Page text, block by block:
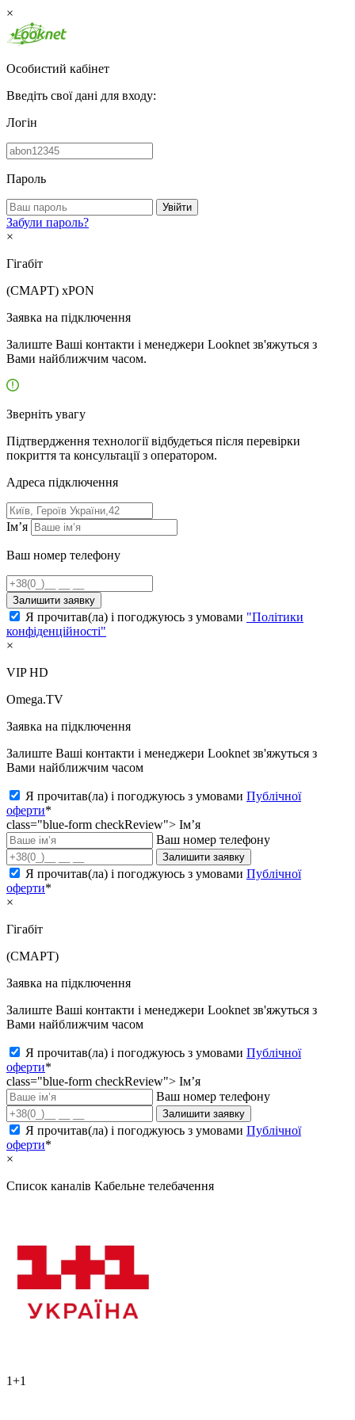
×
Особистий кабінет
Введіть свої дані для входу:
Логін
Пароль
Увійти
Забули пароль?
×
Гігабіт
(СМАРТ) xPON
Заявка на підключення
Залиште Ваші контакти і менеджери Looknet зв'яжуться з
Вами найближчим часом.
Зверніть увагу
Підтвердження технології відбудеться після перевірки
покриття та консультації з оператором.
Адресa підключення
Ім’я
Ваш номер телефону
Залишити заявку
Я прочитав(ла) і погоджуюсь з умовами "Політики
конфіденційності"
×
VIP HD
Omega.TV
Заявка на підключення
Залиште Ваші контакти і менеджери Looknet зв'яжуться з
Вами найближчим часом
Я прочитав(ла) і погоджуюсь з умовами Публічної
оферти*
class="blue-form checkReview"> Ім’я
Ваш номер телефону
Залишити заявку
Я прочитав(ла) і погоджуюсь з умовами Публічної
оферти*
×
Гігабіт
(СМАРТ)
Заявка на підключення
Залиште Ваші контакти і менеджери Looknet зв'яжуться з
Вами найближчим часом
Я прочитав(ла) і погоджуюсь з умовами Публічної
оферти*
class="blue-form checkReview"> Ім’я
Ваш номер телефону
Залишити заявку
Я прочитав(ла) і погоджуюсь з умовами Публічної
оферти*
×
Список каналів Кабельне телебачення
1+1